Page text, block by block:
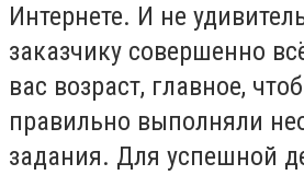
Интернете. И не
заказчику совершенно
вас возраст, главное,
правильно выполняли
задания. Для успешной